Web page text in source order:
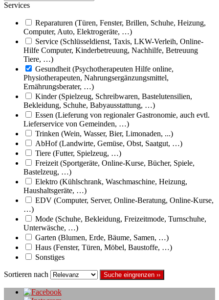
Services
Reparaturen (Türen, Fenster, Brillen, Schuhe, Heizung,
Computer, Auto, Elektrogeräte, …)
Service (Schlüsseldienst, Taxis, LKW-Verleih, Online-
Hilfe Computer, Kinderbetreuung, Nachhilfe, Betreuung
Tiere, …)
Gesundheit (Psychotherapeuten Hilfe online,
Physiotherapeuten, Nahrungsergänzungsmittel,
Ernährungsberater, …)
Kinder (Spielzeug, Schreibwaren, Bastelutensilien,
Bekleidung, Schuhe, Babyausstattung, …)
Essen (Lieferung von regionaler Gastronomie, auch evtl.
Lieferservice von Gemeinden, …)
Trinken (Wein, Wasser, Bier, Limonaden, ...)
AbHof (Landwirte, Gemüse, Obst, Saatgut, …)
Tiere (Futter, Spielzeug, …)
Freizeit (Sportgeräte, Online-Kurse, Bücher, Spiele,
Bastelzeug, …)
Elektro (Kühlschrank, Waschmaschine, Heizung,
Haushaltsgeräte, …)
EDV (Computer, Server, Online-Beratung, Online-Kurse,
…)
Mode (Schuhe, Bekleidung, Freizeitmode, Turnschuhe,
Unterwäsche, …)
Garten (Blumen, Erde, Bäume, Samen, …)
Haus (Fenster, Türen, Möbel, Baustoffe, …)
Sonstiges
Sortieren nach Suche eingrenzen ››